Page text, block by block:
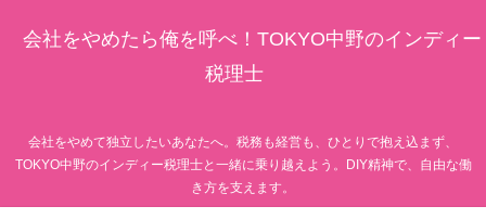
会社をやめたら俺を呼べ！TOKYO中野のインディー
税理士
会社をやめて独立したいあなたへ。税務も経営も、ひとりで抱え込まず、
TOKYO中野のインディー税理士と一緒に乗り越えよう。DIY精神で、自由な働
き方を支えます。